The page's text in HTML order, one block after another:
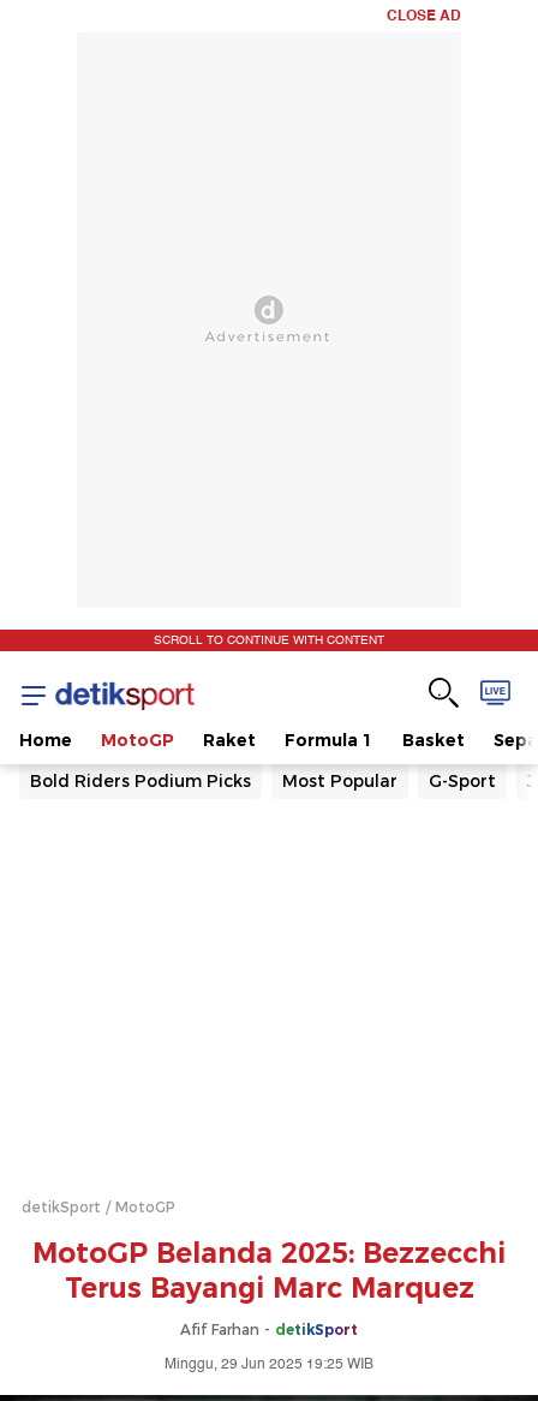
CLOSE AD
SCROLL TO CONTINUE WITH CONTENT
Home MotoGP Raket Formula 1 Basket
Bold Riders Podium Picks
Most Popular G-Sport
detikSport MotoGP
MotoGP Belanda 2025: Bezzecchi
Terus Bayangi Marc Marquez
Afif Farhan - detikSport
Minggu, 29 Jun 2025 19:25 WIB